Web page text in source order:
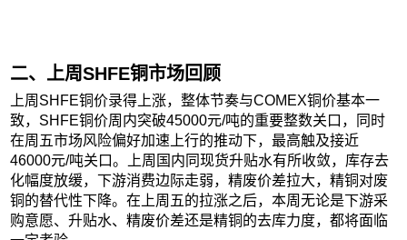
二、上周SHFE铜市场回顾
上周SHFE铜价录得上涨，整体节奏与COMEX铜价基本一
致，SHFE铜价周内突破45000元/吨的重要整数关口，同时
在周五市场风险偏好加速上行的推动下，最高触及接近
46000元/吨关口。上周国内同现货升贴水有所收敛，库存去
化幅度放缓，下游消费边际走弱，精废价差拉大，精铜对废
铜的替代性下降。在上周五的拉涨之后，本周无论是下游采
购意愿、升贴水、精废价差还是精铜的去库力度，都将面临